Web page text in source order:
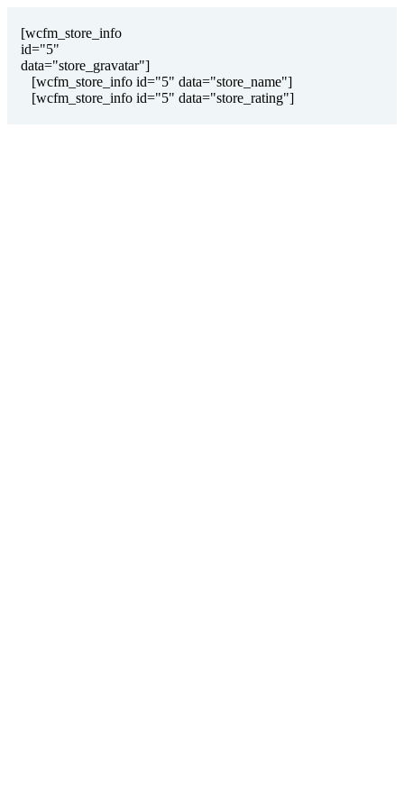
[wcfm_store_info
id="5"
data="store_gravatar"]
[wcfm_store_info id="5" data="store_name"]
[wcfm_store_info id="5" data="store_rating"]